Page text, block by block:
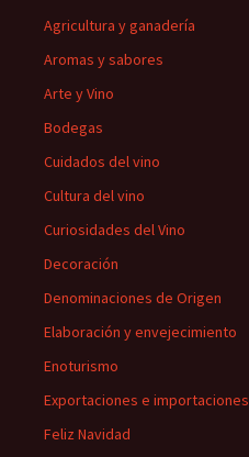
Agricultura y ganadería
Aromas y sabores
Arte y Vino
Bodegas
Cuidados del vino
Cultura del vino
Curiosidades del Vino
Decoración
Denominaciones de Origen
Elaboración y envejecimiento
Enoturismo
Exportaciones e importaciones
Feliz Navidad